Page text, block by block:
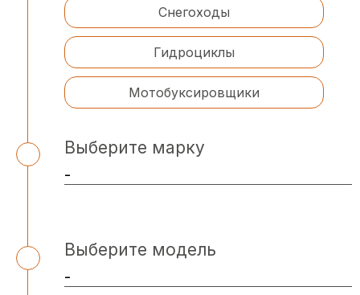
Снегоходы
Гидроциклы
Мотобуксировщики
Выберите марку
Выберите модель